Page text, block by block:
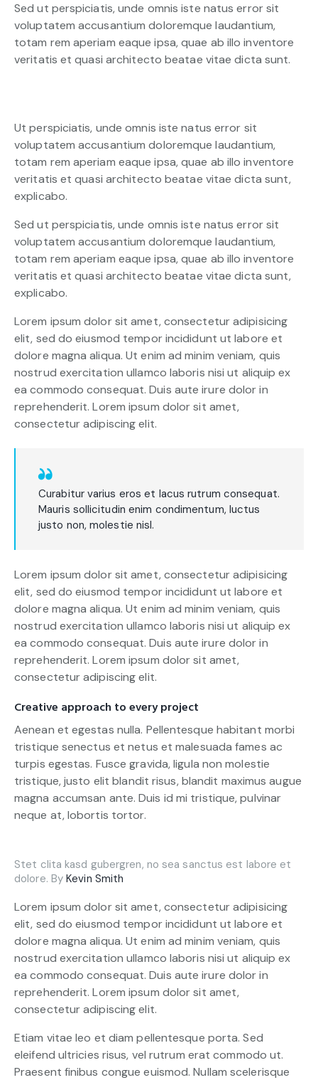
Sed ut perspiciatis, unde omnis iste natus error sit
voluptatem accusantium doloremque laudantium,
totam rem aperiam eaque ipsa, quae ab illo inventore
veritatis et quasi architecto beatae vitae dicta sunt.
Ut perspiciatis, unde omnis iste natus error sit
voluptatem accusantium doloremque laudantium,
totam rem aperiam eaque ipsa, quae ab illo inventore
veritatis et quasi architecto beatae vitae dicta sunt,
explicabo.
Sed ut perspiciatis, unde omnis iste natus error sit
voluptatem accusantium doloremque laudantium,
totam rem aperiam eaque ipsa, quae ab illo inventore
veritatis et quasi architecto beatae vitae dicta sunt,
explicabo.
Lorem ipsum dolor sit amet, consectetur adipisicing
elit, sed do eiusmod tempor incididunt ut labore et
dolore magna aliqua. Ut enim ad minim veniam, quis
nostrud exercitation ullamco laboris nisi ut aliquip ex
ea commodo consequat. Duis aute irure dolor in
reprehenderit. Lorem ipsum dolor sit amet,
consectetur adipiscing elit.
Curabitur varius eros et lacus rutrum consequat.
Mauris sollicitudin enim condimentum, luctus
justo non, molestie nisl.
Lorem ipsum dolor sit amet, consectetur adipisicing
elit, sed do eiusmod tempor incididunt ut labore et
dolore magna aliqua. Ut enim ad minim veniam, quis
nostrud exercitation ullamco laboris nisi ut aliquip ex
ea commodo consequat. Duis aute irure dolor in
reprehenderit. Lorem ipsum dolor sit amet,
consectetur adipiscing elit.
Creative approach to every project
Aenean et egestas nulla. Pellentesque habitant morbi
tristique senectus et netus et malesuada fames ac
turpis egestas. Fusce gravida, ligula non molestie
tristique, justo elit blandit risus, blandit maximus augue
magna accumsan ante. Duis id mi tristique, pulvinar
neque at, lobortis tortor.
Stet clita kasd gubergren, no sea sanctus est labore et
dolore. ByKevin Smith
Lorem ipsum dolor sit amet, consectetur adipisicing
elit, sed do eiusmod tempor incididunt ut labore et
dolore magna aliqua. Ut enim ad minim veniam, quis
nostrud exercitation ullamco laboris nisi ut aliquip ex
ea commodo consequat. Duis aute irure dolor in
reprehenderit. Lorem ipsum dolor sit amet,
consectetur adipiscing elit.
Etiam vitae leo et diam pellentesque porta. Sed
eleifend ultricies risus, vel rutrum erat commodo ut.
Praesent finibus congue euismod. Nullam scelerisque